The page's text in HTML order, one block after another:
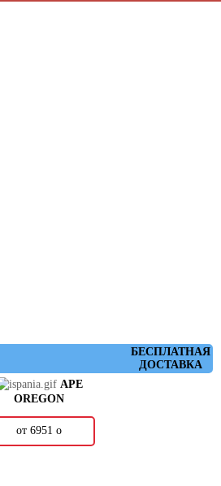
БЕСПЛАТНАЯ
ДОСТАВКА
APE
OREGON
от 6951 о